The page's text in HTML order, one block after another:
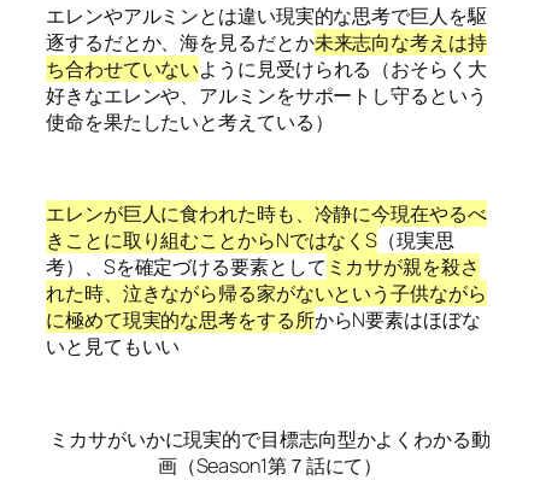
エレンやアルミンとは違い現実的な思考で巨人を駆
逐するだとか、海を見るだとか未来志向な考えは持
ち合わせていないように見受けられる（おそらく大
好きなエレンや、アルミンをサポートし守るという
使命を果たしたいと考えている）
エレンが巨人に食われた時も、冷静に今現在やるべ
きことに取り組むことからNではなくS （現実思
考）、Sを確定づける要素として ミカサが親を殺さ
れた時、泣きながら帰る家がないという子供ながら
に極めて現実的な思考をする所からN要素はほぼな
いと見てもいい
ミカサがいかに現実的で目標志向型かよくわかる動
画（Season1第７話にて）